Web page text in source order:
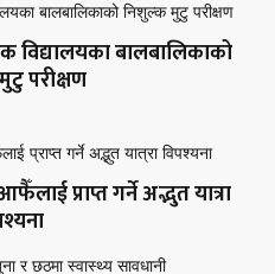
विद्यालयका बालबालिकाको
परीक्षण
प्राप्त गर्ने अद्भुत यात्रा